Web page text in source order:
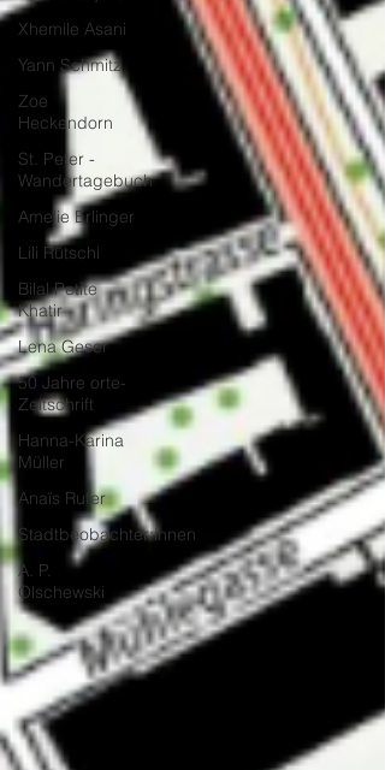
Xhemile Asani
Yann Schmitz
Zoe
Heckendorn
St. Peter -
Wandertagebuch
Amelie Erlinger
Lili Rütschi
Bilal Petite
Khatir
Lena Geser
50 Jahre orte-
Zeitschrift
Hanna-Karina
Müller
Anaïs Rufer
Stadtbeobachter:innen
A. P.
Olschewski